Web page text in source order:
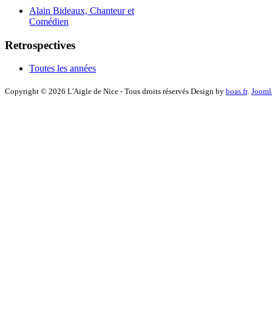
Alain Bideaux, Chanteur et
Comédien
Retrospectives
Toutes les années
Copyright © 2026 L'Aigle de Nice - Tous droits réservés Design by boas.fr.